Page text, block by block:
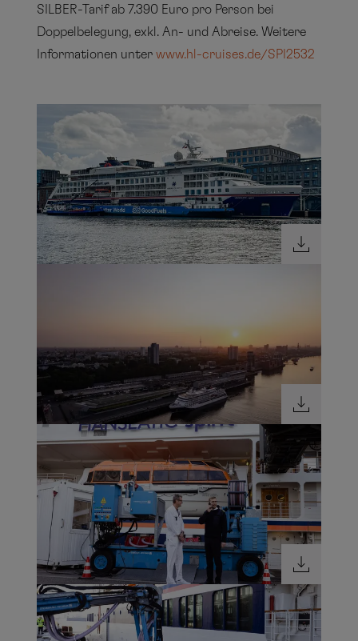
SILBER-Tarif ab 7.390 Euro pro Person bei
Doppelbelegung, exkl. An- und Abreise. Weitere
Informationen unterwww.hl-cruises.de/SPI2532